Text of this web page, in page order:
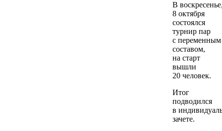
В
8 октября
состоялся
турнир пар
с переменным
составом,
на старт
вышли
20 человек.
Итог
подводился
в
зачете.